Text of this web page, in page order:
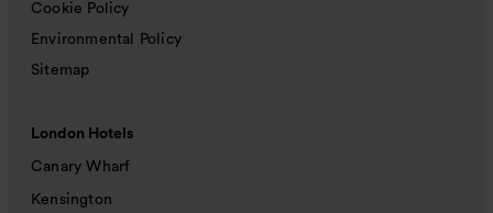
Cookie Policy
Environmental Policy
Sitemap
London Hotels
Canary Wharf
Kensington